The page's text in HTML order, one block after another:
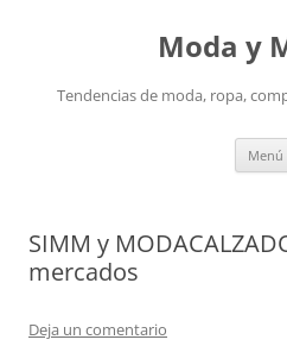
Moda y
Tendencias de moda, ropa,
Menú
SIMM y
mercados
Deja un comentario